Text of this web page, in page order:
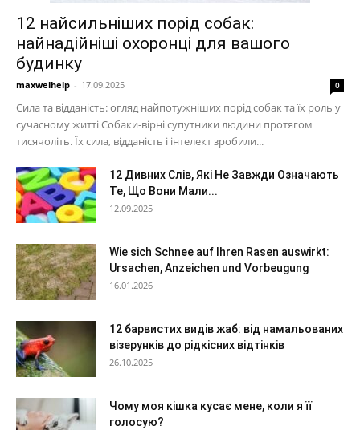
12 найсильніших порід собак:
найнадійніші охоронці для вашого
будинку
maxwelhelp - 17.09.2025 0
Сила та відданість: огляд найпотужніших порід собак та їх роль у
сучасному житті Собаки-вірні супутники людини протягом
тисячоліть. Їх сила, відданість і інтелект зробили...
12 Дивних Слів, Які Не Завжди Означають
Те, Що Вони Мали...
12.09.2025
Wie sich Schnee auf Ihren Rasen auswirkt:
Ursachen, Anzeichen und Vorbeugung
16.01.2026
12 барвистих видів жаб: від намальованих
візерунків до рідкісних відтінків
26.10.2025
Чому моя кішка кусає мене, коли я її
голосую?